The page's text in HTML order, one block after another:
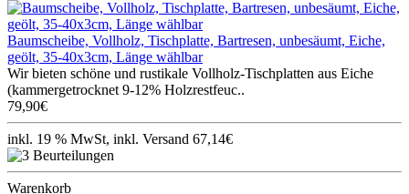
Baumscheibe, Vollholz, Tischplatte, Bartresen, unbesäumt, Eiche,
geölt, 35-40x3cm, Länge wählbar
Wir bieten schöne und rustikale Vollholz-Tischplatten aus Eiche
(kammergetrocknet 9-12% Holzrestfeuc..
79,90€
inkl. 19 % MwSt, inkl. Versand 67,14€
Warenkorb